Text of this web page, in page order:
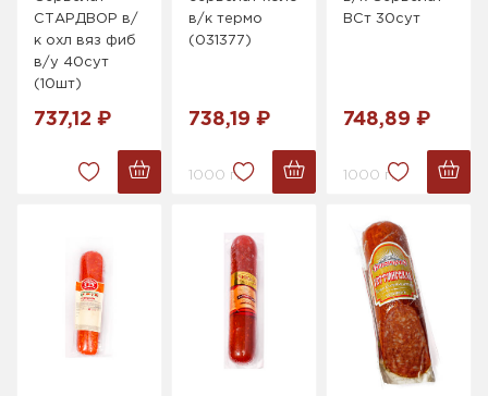
СТАРДВОР в/
к охл вяз фиб
в/у 40сут
(10шт)
737,12 ₽
в/к термо
(031377)
738,19 ₽
1000 г.
ВСт 30сут
748,89 ₽
1000 г.